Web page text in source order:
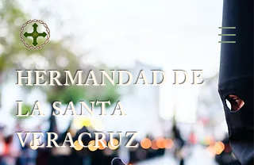
HERMANDAD DE
LA SANTA
VERACRUZ